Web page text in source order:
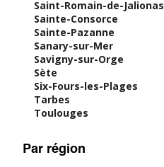
Saint-Romain-de-Jalionas
Sainte-Consorce
Sainte-Pazanne
Sanary-sur-Mer
Savigny-sur-Orge
Sète
Six-Fours-les-Plages
Tarbes
Toulouges
Par région